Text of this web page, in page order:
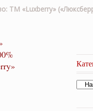
ТМ «Luxberry»